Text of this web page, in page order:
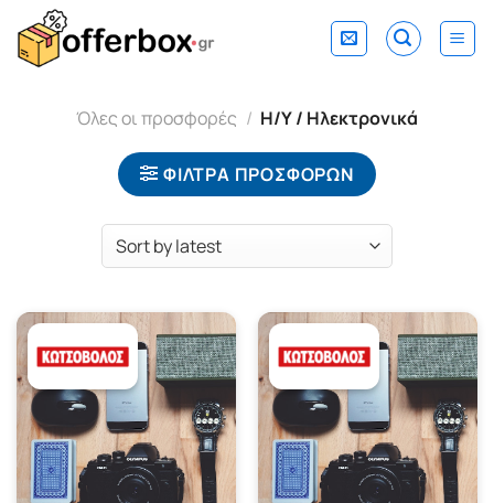
content
Όλες οι προσφορές / Η/Υ / Ηλεκτρονικά
ΦΙΛΤΡΑ ΠΡΟΣΦΟΡΩΝ